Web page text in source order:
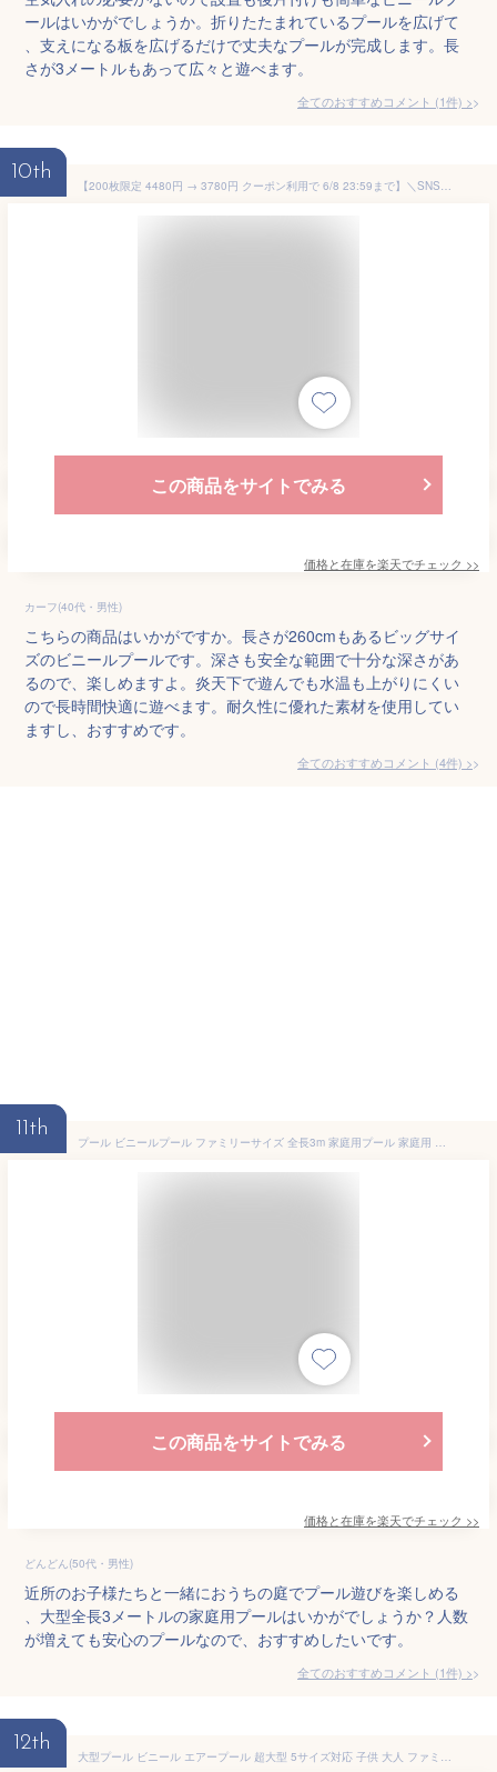
ールはいかがでしょうか。折りたたまれているプールを広げて
、支えになる板を広げるだけで丈夫なプールが完成します。長
さが3メートルもあって広々と遊べます。
全てのおすすめコメント (1件) >
10th
【200枚限定 4480円 → 3780円 クーポン利用で 6/8 23:59まで】＼SNSで話題沸騰中／リペアシール付き プール 大型 ビニールプール 子供用 大型プール ファミリープール ベランダ 庭 ガレージ エアープール 家庭用プール 子供用 折りたたみ 海水浴 小学生
この商品をサイトでみる
価格と在庫を楽天でチェック >>
カーフ(40代・男性)
こちらの商品はいかがですか。長さが260cmもあるビッグサイ
ズのビニールプールです。深さも安全な範囲で十分な深さがあ
るので、楽しめますよ。炎天下で遊んでも水温も上がりにくい
ので長時間快適に遊べます。耐久性に優れた素材を使用してい
ますし、おすすめです。
全てのおすすめコメント (4件) >
11th
プール ビニールプール ファミリーサイズ 全長3m 家庭用プール 家庭用 プール 水遊び 大型プール 子供用プール おもちゃ【送料無料】
この商品をサイトでみる
価格と在庫を楽天でチェック >>
どんどん(50代・男性)
近所のお子様たちと一緒におうちの庭でプール遊びを楽しめる
、大型全長3メートルの家庭用プールはいかがでしょうか？人数
が増えても安心のプールなので、おすすめしたいです。
全てのおすすめコメント (1件) >
12th
大型プール ビニール エアープール 超大型 5サイズ対応 子供 大人 ファミリープール エアポンプ付き 空気入れ 頑丈 頑丈 水遊び 庭遊び ワ イヤレスポンプ ダブル排水パイプ 夏 三色選択 パーティー ホワイトデー